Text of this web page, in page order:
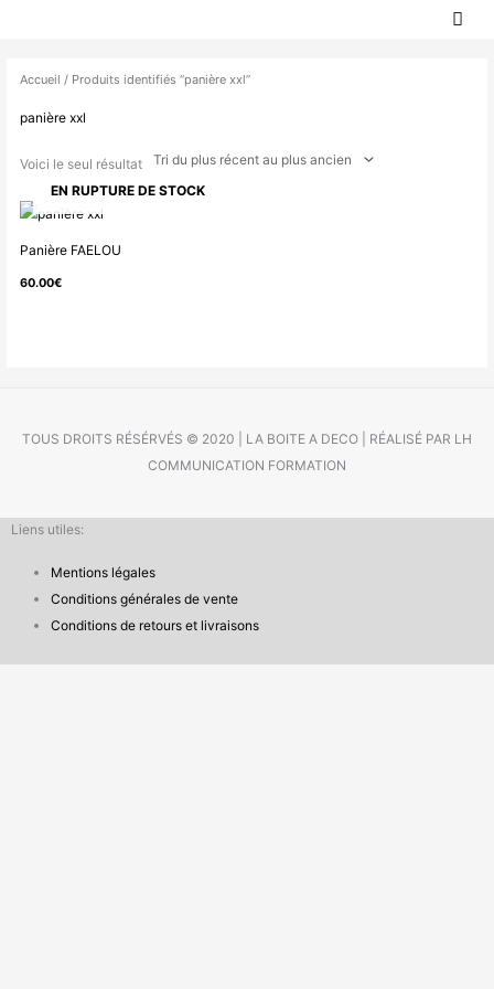
Accueil / Produits identifiés “panière xxl”
panière xxl
Voici le seul résultat
EN RUPTURE DE STOCK
Panière FAELOU
60.00€
TOUS DROITS RÉSÉRVÉS © 2020 | LA BOITE A DECO | RÉALISÉ PAR LH
COMMUNICATION FORMATION
Liens utiles:
Mentions légales
Conditions générales de vente
Conditions de retours et livraisons